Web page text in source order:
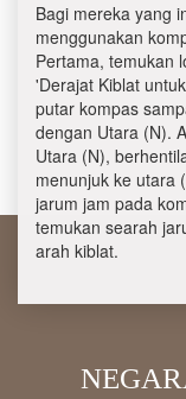
Bagi mereka yang
menggunakan
Pertama, temukan
'Derajat Kiblat
putar kompas
dengan Utara (N).
Utara (N),
menunjuk ke utara
jarum jam pada
temukan searah
arah kiblat.